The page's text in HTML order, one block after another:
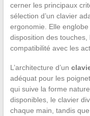
cerner les principaux
sélection d’un clavier
ergonomie. Elle
disposition des
compatibilité avec les
L’architecture d’un
adéquat pour les
qui suive la forme
disponibles, le clavier
chaque main, tandis